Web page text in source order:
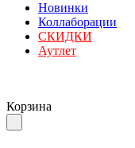
Новинки
Коллаборации
СКИДКИ
Аутлет
Корзина